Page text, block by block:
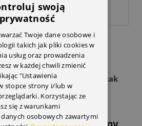
przestrzenią! Odkryj Wieszak
Hanger
sprzętu? Sprawdź jak
swoją
prywatność
Twoje dane osobowe i
takich jak pliki cookies w
usług oraz prowadzenia
w każdej chwili zmienić
"Ustawienia
stopce strony i/lub w
Korzystając ze
się z warunkami
osobowych zawartymi